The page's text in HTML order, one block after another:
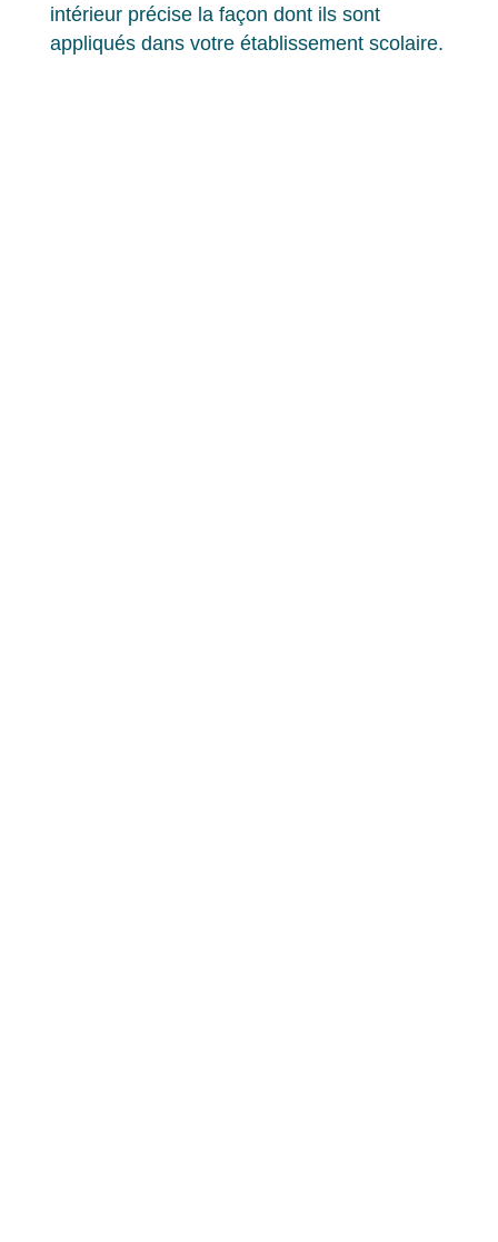
intérieur précise la façon dont ils sont
appliqués dans votre établissement scolaire.